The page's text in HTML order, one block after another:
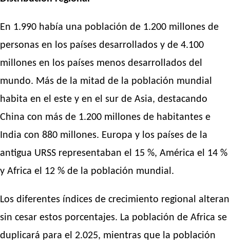
En 1.990 había una población de 1.200 millones de
personas en los países desarrollados y de 4.100
millones en los países menos desarrollados del
mundo. Más de la mitad de la población mundial
habita en el este y en el sur de Asia, destacando
China con más de 1.200 millones de habitantes e
India con 880 millones. Europa y los países de la
antigua URSS representaban el 15 %, América el 14 %
y Africa el 12 % de la población mundial.
Los diferentes índices de crecimiento regional alteran
sin cesar estos porcentajes. La población de Africa se
duplicará para el 2.025, mientras que la población